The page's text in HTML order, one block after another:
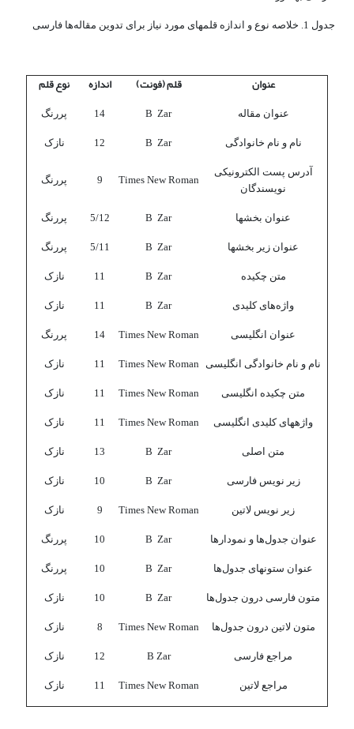
جدول 1. خلاصه نوع و اندازه قلم­های مورد نیاز برای تدوین مقاله‌ها فارسی
عنوان قلم (فونت) اندازه نوع قلم
عنوان مقاله B Zar
14 پررنگ
نام و نام خانوادگی B Zar
12 نازک
آدرس پست الکترونیکی
نویسندگان
Times New Roman
9 پررنگ
عنوان بخش­ها B Zar
5/12 پررنگ
عنوان زیر بخش­ها B Zar
5/11 پررنگ
متن چکیده B Zar
11 نازک
واژه‌های کلیدی B Zar
11 نازک
عنوان انگلیسی Times New Roman
14 پررنگ
نام و نام خانوادگی انگلیسی Times New Roman
11 نازک
متن چکیده انگلیسی Times New Roman
11 نازک
واژه­های کلیدی انگلیسی Times New Roman
11 نازک
متن اصلی B Zar
13 نازک
زیر نویس فارسی B Zar
10 نازک
زیر نویس لاتین Times New Roman
9 نازک
عنوان جدول‌ها و نمودارها B Zar
10 پررنگ
عنوان ستون­های جدول‌ها B Zar
10 پررنگ
متون فارسی درون جدول‌ها B Zar
10 نازک
متون لاتین درون جدول‌ها Times New Roman
8 نازک
مراجع فارسی B Zar
12 نازک
مراجع لاتین Times New Roman
11 نازک